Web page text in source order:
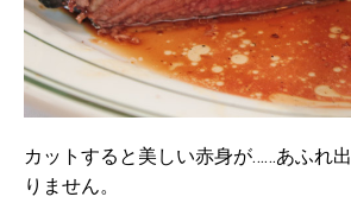
カットすると美しい赤身が……あふれ
りません。